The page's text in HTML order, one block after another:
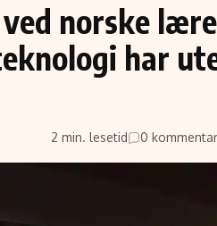
Google
Kunstig intelligens
Infrastruktur
EU-Kommisjonen
Grønt skifte
norske
har
2 min. lesetid 0